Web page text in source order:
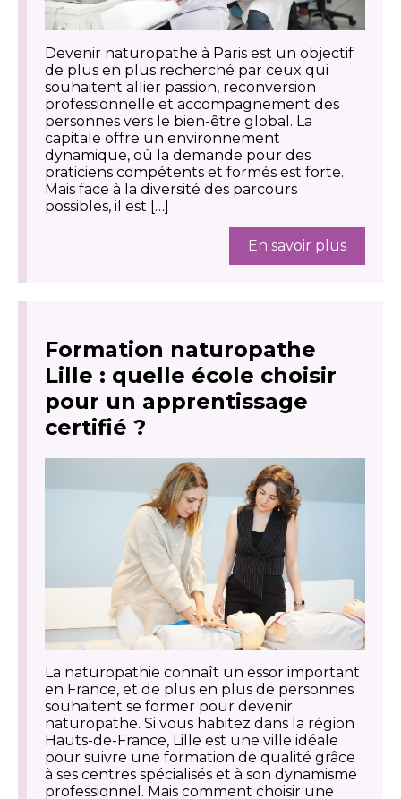
Devenir naturopathe à Paris est un objectif
de plus en plus recherché par ceux qui
souhaitent allier passion, reconversion
professionnelle et accompagnement des
personnes vers le bien-être global. La
capitale offre un environnement
dynamique, où la demande pour des
praticiens compétents et formés est forte.
Mais face à la diversité des parcours
possibles, il est […]
En savoir plus
Formation naturopathe
Lille : quelle école choisir
pour un apprentissage
certifié ?
La naturopathie connaît un essor important
en France, et de plus en plus de personnes
souhaitent se former pour devenir
naturopathe. Si vous habitez dans la région
Hauts-de-France, Lille est une ville idéale
pour suivre une formation de qualité grâce
à ses centres spécialisés et à son dynamisme
professionnel. Mais comment choisir une